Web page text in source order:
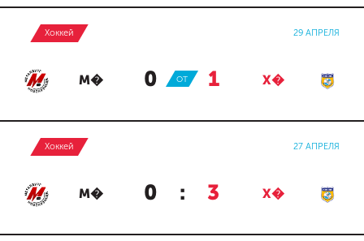
Хоккей 29 АПРЕЛЯ
М� 0 : 1 Х�
ОТ
Хоккей 27 АПРЕЛЯ
М� 0 : 3 Х�